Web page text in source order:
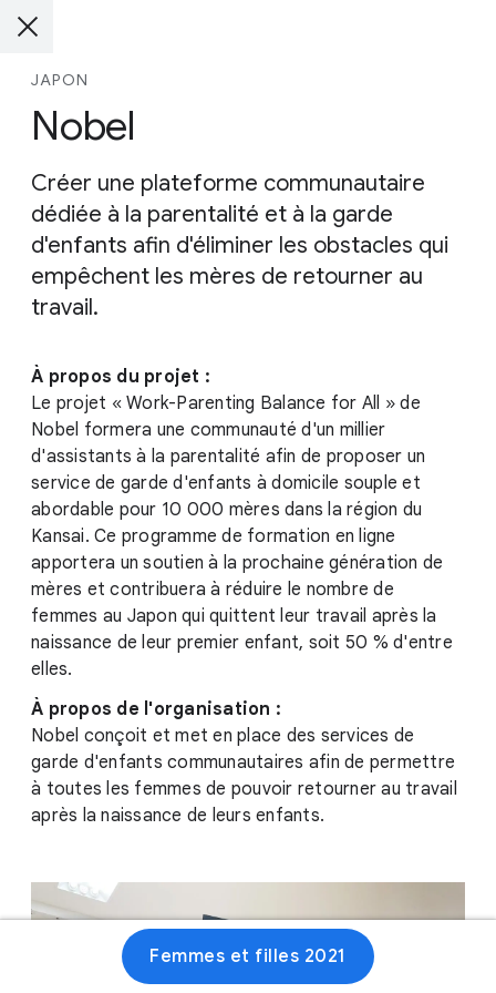
JAPON
Nobel
Créer une plateforme communautaire
dédiée à la parentalité et à la garde
d'enfants afin d'éliminer les obstacles qui
empêchent les mères de retourner au
travail.
À propos du projet :
Le projet « Work-Parenting Balance for All » de
Nobel formera une communauté d'un millier
d'assistants à la parentalité afin de proposer un
service de garde d'enfants à domicile souple et
abordable pour 10 000 mères dans la région du
Kansai. Ce programme de formation en ligne
apportera un soutien à la prochaine génération de
mères et contribuera à réduire le nombre de
femmes au Japon qui quittent leur travail après la
naissance de leur premier enfant, soit 50 % d'entre
elles.
À propos de l'organisation :
Nobel conçoit et met en place des services de
garde d'enfants communautaires afin de permettre
à toutes les femmes de pouvoir retourner au travail
après la naissance de leurs enfants.
Femmes et filles 2021